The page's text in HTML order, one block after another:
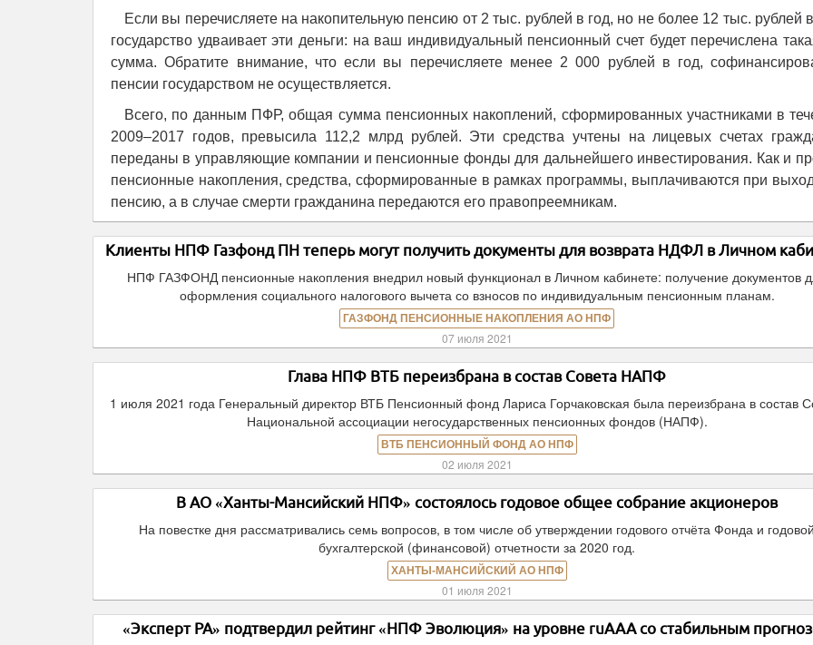
Если вы перечисляете на накопительную пенсию от 2 тыс. рублей в год, но не более 12 тыс. рублей
государство удваивает эти деньги: на ваш индивидуальный пенсионный счет будет перечислена
сумма. Обратите внимание, что если вы перечисляете менее 2 000 рублей в год,
пенсии государством не осуществляется.
Всего, по данным ПФР, общая сумма пенсионных накоплений, сформированных участниками в
2009–2017 годов, превысила 112,2 млрд рублей. Эти средства учтены на лицевых счетах
переданы в управляющие компании и пенсионные фонды для дальнейшего инвестирования. Как и
пенсионные накопления, средства, сформированные в рамках программы, выплачиваются при
пенсию, а в случае смерти гражданина передаются его правопреемникам.
Клиенты НПФ Газфонд ПН теперь могут получить документы для возврата НДФЛ в Личном
НПФ ГАЗФОНД пенсионные накопления внедрил новый функционал в Личном кабинете: получение документов
оформления социального налогового вычета со взносов по индивидуальным пенсионным планам.
ГАЗФОНД ПЕНСИОННЫЕ НАКОПЛЕНИЯ АО НПФ
07 июля 2021
Глава НПФ ВТБ переизбрана в состав Совета НАПФ
1 июля 2021 года Генеральный директор ВТБ Пенсионный фонд Лариса Горчаковская была переизбрана в состав
Национальной ассоциации негосударственных пенсионных фондов (НАПФ).
ВТБ ПЕНСИОННЫЙ ФОНД АО НПФ
02 июля 2021
В АО «Ханты-Мансийский НПФ» состоялось годовое общее собрание акционеров
На повестке дня рассматривались семь вопросов, в том числе об утверждении годового отчёта Фонда и годовой
бухгалтерской (финансовой) отчетности за 2020 год.
ХАНТЫ-МАНСИЙСКИЙ АО НПФ
01 июля 2021
«Эксперт РА» подтвердил рейтинг «НПФ Эволюция» на уровне ruAAA со стабильным